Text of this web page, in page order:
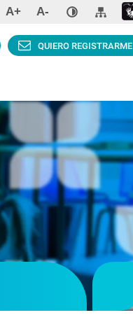
A+ A-
QUIERO REGISTRARME